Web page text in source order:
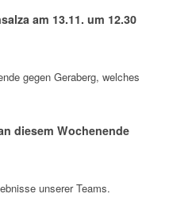
am 13.11. um 12.30
gegen Geraberg, welches
diesem Wochenende
unserer Teams.